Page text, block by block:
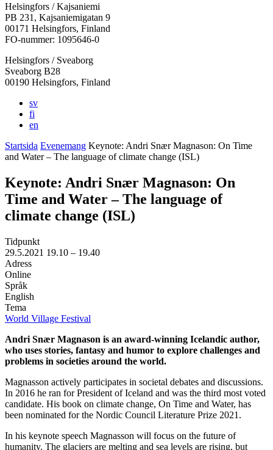
Facebook:
Öppnas
i
en
flik
Instagram:
Öppnas
i
en
flik
TikTok:
Öppnas
i
en
flik
Youtube:
Öppnas
i
en
flik
Vimeo:
Öppnas
i
en
flik
Helsingfors / Kajsaniemi
PB 231, Kajsaniemigatan 9
00171 Helsingfors, Finland
FO-nummer: 1095646-0
Helsingfors / Sveaborg
Sveaborg B28
00190 Helsingfors, Finland
sv
fi
en
Startsida Evenemang Keynote: Andri Snær Magnason: On Time
and Water – The language of climate change (ISL)
Keynote: Andri Snær Magnason: On
Time and Water – The language of
climate change (ISL)
Tidpunkt
29.5.2021 19.10 – 19.40
Adress
Online
Språk
English
Tema
World Village Festival
Andri Snær Magnason is an award-winning Icelandic author,
who uses stories, fantasy and humor to explore challenges and
problems in societies around the world.
Magnasson actively participates in societal debates and discussions.
In 2016 he ran for President of Iceland and was the third most voted
candidate. His book on climate change, On Time and Water, has
been nominated for the Nordic Council Literature Prize 2021.
In his keynote speech Magnasson will focus on the future of
humanity. The glaciers are melting and sea levels are rising, but